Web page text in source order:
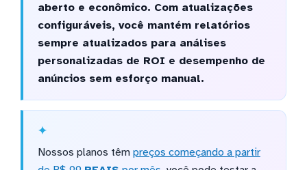
aberto e econômico. Com atualizações
configuráveis, você mantém relatórios
sempre atualizados para análises
personalizadas de ROI e desempenho de
anúncios sem esforço manual.
Nossos planos têm preços começando a partir